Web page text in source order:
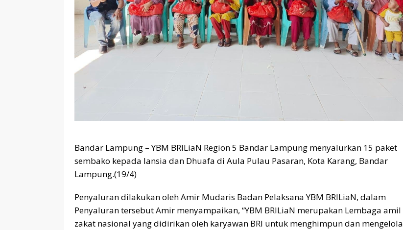
Bandar Lampung – YBM BRILiaN Region 5 Bandar Lampung menyalurkan 15 paket
sembako kepada lansia dan Dhuafa di Aula Pulau Pasaran, Kota Karang, Bandar
Lampung.(19/4)
Penyaluran dilakukan oleh Amir Mudaris Badan Pelaksana YBM BRILiaN, dalam
Penyaluran tersebut Amir menyampaikan, “YBM BRILiaN merupakan Lembaga amil
zakat nasional yang didirikan oleh karyawan BRI untuk menghimpun dan mengelola